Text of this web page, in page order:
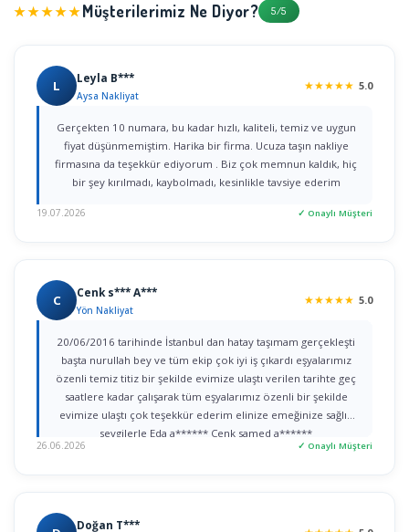
★★★★★Müşterilerimiz Ne Diyor? 5/5
L Leyla B***
Aysa Nakliyat
★★★★★ 5.0
Gerçekten 10 numara, bu kadar hızlı, kaliteli, temiz ve uygun
fiyat düşünmemiştim. Harika bir firma. Ucuza taşın nakliye
firmasına da teşekkür ediyorum . Biz çok memnun kaldık, hiç
bir şey kırılmadı, kaybolmadı, kesinlikle tavsiye ederim
19.07.2026 ✓ Onaylı Müşteri
C Cenk s*** A***
Yön Nakliyat
★★★★★ 5.0
20/06/2016 tarihinde İstanbul dan hatay taşımam gerçekleşti
başta nurullah bey ve tüm ekip çok iyi iş çıkardı eşyalarımız
özenli temiz titiz bir şekilde evimize ulaştı verilen tarihte geç
saatlere kadar çalışarak tüm eşyalarımız özenli bir şekilde
evimize ulaştı çok teşekkür ederim elinize emeğinize sağlık
sevgilerle Eda a****** Cenk samed a******
26.06.2026 ✓ Onaylı Müşteri
Doğan T***